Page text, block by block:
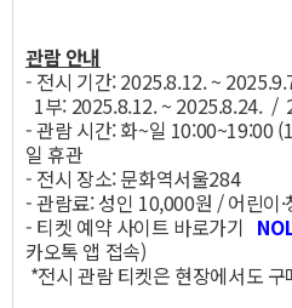
관람 안내
- 전시 기간: 2025.8.12. ~
1부: 2025.8.12. ~ 2025.8.24. /
- 관람 시간: 화~일 10:00~19:00
일 휴관
- 전시 장소: 문화역서울284
- 관람료: 성인 10,000원 / 어린이
- 티켓 예약 사이트 바로가기
카오톡 앱 접속)
*전시 관람 티켓은 현장에서도